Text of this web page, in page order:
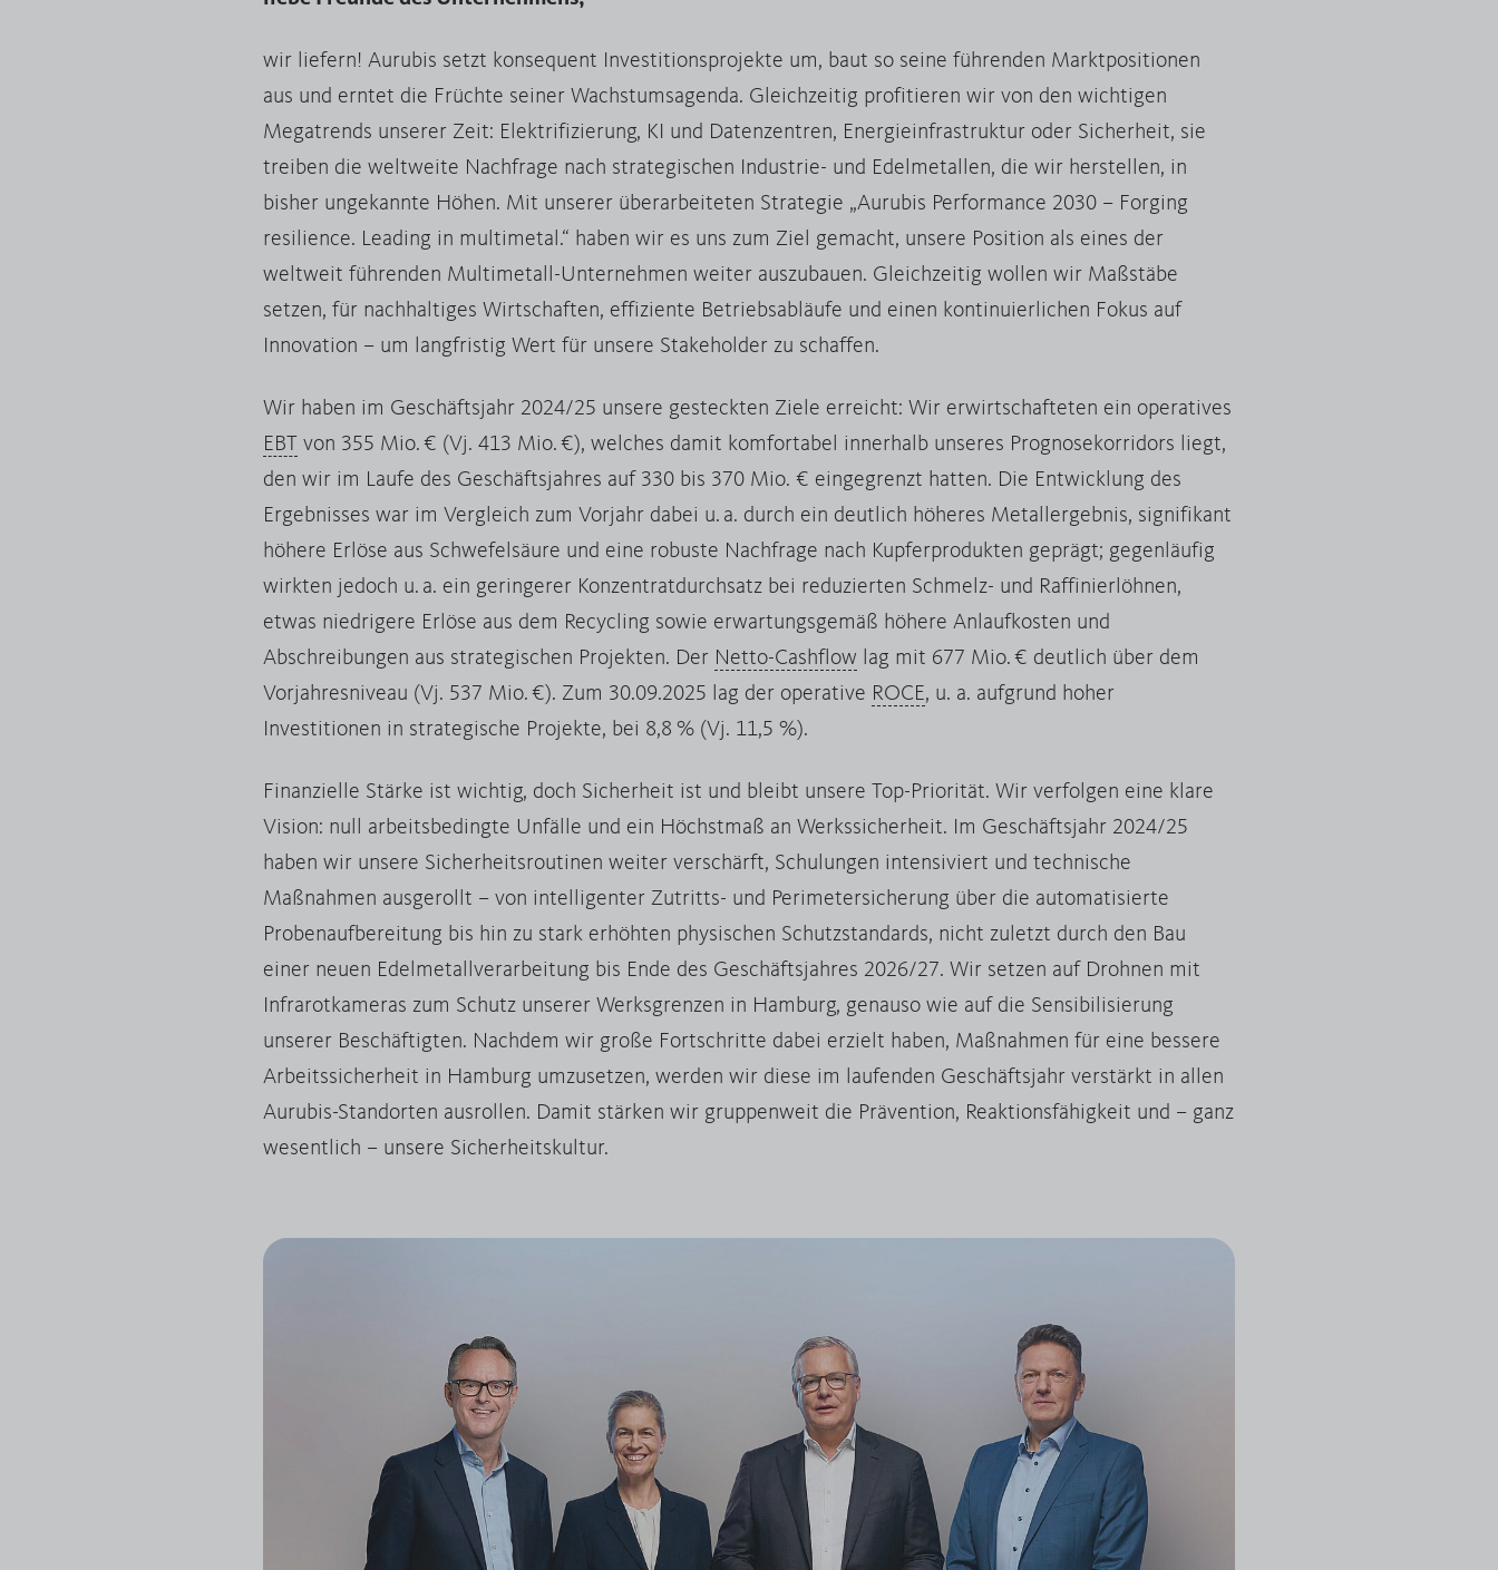
wir liefern! Aurubis setzt konsequent Investitionsprojekte um, baut so seine führenden Marktpositionen
aus und erntet die Früchte seiner Wachstumsagenda. Gleichzeitig profitieren wir von den wichtigen
Megatrends unserer Zeit: Elektrifizierung, KI und Datenzentren, Energieinfrastruktur oder Sicherheit, sie
treiben die weltweite Nachfrage nach strategischen Industrie- und Edelmetallen, die wir herstellen, in
bisher ungekannte Höhen. Mit unserer überarbeiteten Strategie „Aurubis Performance 2030 – Forging
resilience. Leading in multimetal.“ haben wir es uns zum Ziel gemacht, unsere Position als eines der
weltweit führenden Multimetall-Unternehmen weiter auszubauen. Gleichzeitig wollen wir Maßstäbe
setzen, für nachhaltiges Wirtschaften, effiziente Betriebsabläufe und einen kontinuierlichen Fokus auf
Innovation – um langfristig Wert für unsere Stakeholder zu schaffen.
Wir haben im Geschäftsjahr 2024/25 unsere gesteckten Ziele erreicht: Wir erwirtschafteten ein operatives
EBT von 355 Mio. € (Vj. 413 Mio. €), welches damit komfortabel innerhalb unseres Prognosekorridors liegt,
den wir im Laufe des Geschäftsjahres auf 330 bis 370 Mio. € eingegrenzt hatten. Die Entwicklung des
Ergebnisses war im Vergleich zum Vorjahr dabei u. a. durch ein deutlich höheres Metallergebnis, signifikant
höhere Erlöse aus Schwefelsäure und eine robuste Nachfrage nach Kupferprodukten geprägt; gegenläufig
wirkten jedoch u. a. ein geringerer Konzentratdurchsatz bei reduzierten Schmelz- und Raffinierlöhnen,
etwas niedrigere Erlöse aus dem Recycling sowie erwartungsgemäß höhere Anlaufkosten und
Abschreibungen aus strategischen Projekten. Der Netto-Cashflow lag mit 677 Mio. € deutlich über dem
Vorjahresniveau (Vj. 537 Mio. €). Zum 30.09.2025 lag der operative ROCE, u. a. aufgrund hoher
Investitionen in strategische Projekte, bei 8,8 % (Vj. 11,5 %).
Finanzielle Stärke ist wichtig, doch Sicherheit ist und bleibt unsere Top-Priorität. Wir verfolgen eine klare
Vision: null arbeitsbedingte Unfälle und ein Höchstmaß an Werkssicherheit. Im Geschäftsjahr 2024/25
haben wir unsere Sicherheitsroutinen weiter verschärft, Schulungen intensiviert und technische
Maßnahmen ausgerollt – von intelligenter Zutritts- und Perimetersicherung über die automatisierte
Probenaufbereitung bis hin zu stark erhöhten physischen Schutzstandards, nicht zuletzt durch den Bau
einer neuen Edelmetallverarbeitung bis Ende des Geschäftsjahres 2026/27. Wir setzen auf Drohnen mit
Infrarotkameras zum Schutz unserer Werksgrenzen in Hamburg, genauso wie auf die Sensibilisierung
unserer Beschäftigten. Nachdem wir große Fortschritte dabei erzielt haben, Maßnahmen für eine bessere
Arbeitssicherheit in Hamburg umzusetzen, werden wir diese im laufenden Geschäftsjahr verstärkt in allen
Aurubis-Standorten ausrollen. Damit stärken wir gruppenweit die Prävention, Reaktionsfähigkeit und – ganz
wesentlich – unsere Sicherheitskultur.